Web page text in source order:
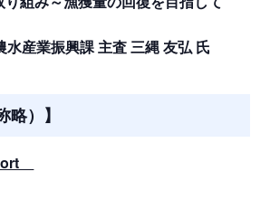
水産業振興課 主査 三縄 友弘 氏
略）】